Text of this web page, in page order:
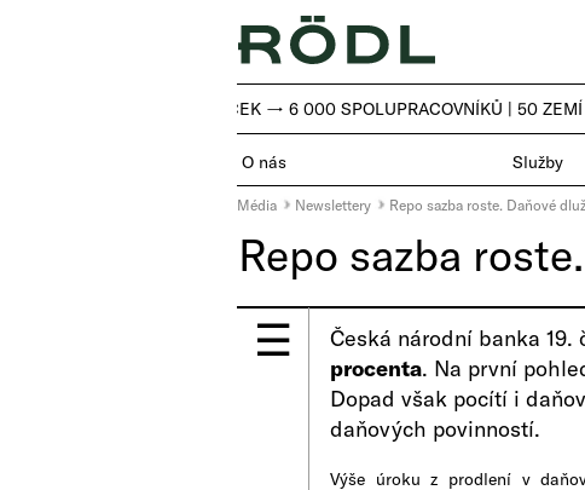
50 ZEMÍ → 116 POBOČEK → 6 000 SPOLUPRACOVNÍKŮ |50 ZEMÍ
O nás Služby
Média Newslettery Repo sazba roste. Daňové
Repo sazba
​​​​​​Česká národní banka
procenta. Na první
Dopad však pocítí i
daňových povinností.
Výše úroku z prodlení v